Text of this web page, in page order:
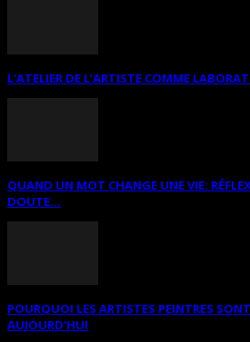
L’ATELIER DE L’ARTISTE COMME
QUAND UN MOT CHANGE UNE VIE:
DOUTE...
POURQUOI LES ARTISTES PEINTRES
AUJOURD’HUI